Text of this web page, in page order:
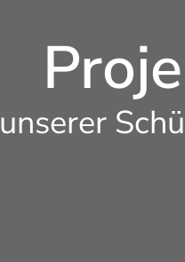
unserer